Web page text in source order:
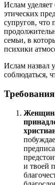
Ислам
этических
супругов, что
семьи, в
психики
Ислам назвал
соблюдаться,
и твоей